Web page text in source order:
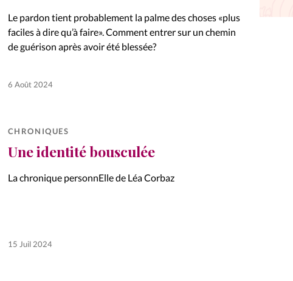
Vive la famille
La rédaction
Le pardon tient probablement la palme des choses «plus
faciles à dire qu’à faire». Comment entrer sur un chemin
de guérison après avoir été blessée?
6 Août 2024
CHRONIQUES
Une identité bousculée
La chronique personnElle de Léa Corbaz
15 Juil 2024